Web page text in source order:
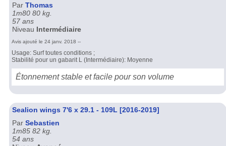
Par Thomas
1m80 80 kg.
57 ans
Niveau Intermédiaire
Avis ajouté le 24 janv. 2018 --
Usage: Surf toutes conditions ;
Stabilité pour un gabarit L (Intermédiaire): Moyenne
Étonnement stable et facile pour son volume
Sealion wings 7'6 x 29.1 - 109L [2016-2019]
Par Sebastien
1m85 82 kg.
54 ans